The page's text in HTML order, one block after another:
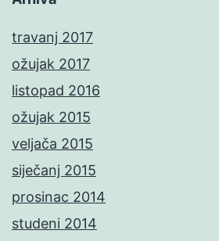
travanj 2017
ožujak 2017
listopad 2016
ožujak 2015
veljača 2015
siječanj 2015
prosinac 2014
studeni 2014